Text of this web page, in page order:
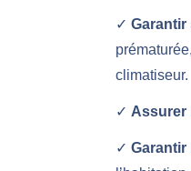
✓ Garantir
climatiseur.
✓ Assurer
✓ Garantir